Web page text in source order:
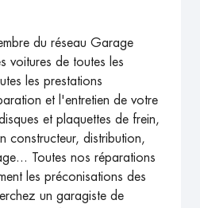
du réseau Garage
voitures de toutes les
les prestations
et l'entretien de votre
et plaquettes de frein,
constructeur, distribution,
Toutes nos réparations
les préconisations des
un garagiste de